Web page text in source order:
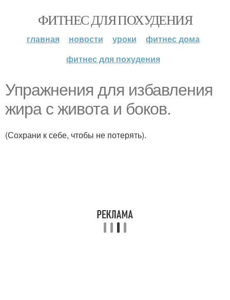
ФИТНЕС ДЛЯ ПОХУДЕНИЯ
главная новости уроки
фитнес дома
фитнес для похудения
Упражнения для избавления
жира с живота и боков.
(Сохрани к себе, чтобы не потерять).